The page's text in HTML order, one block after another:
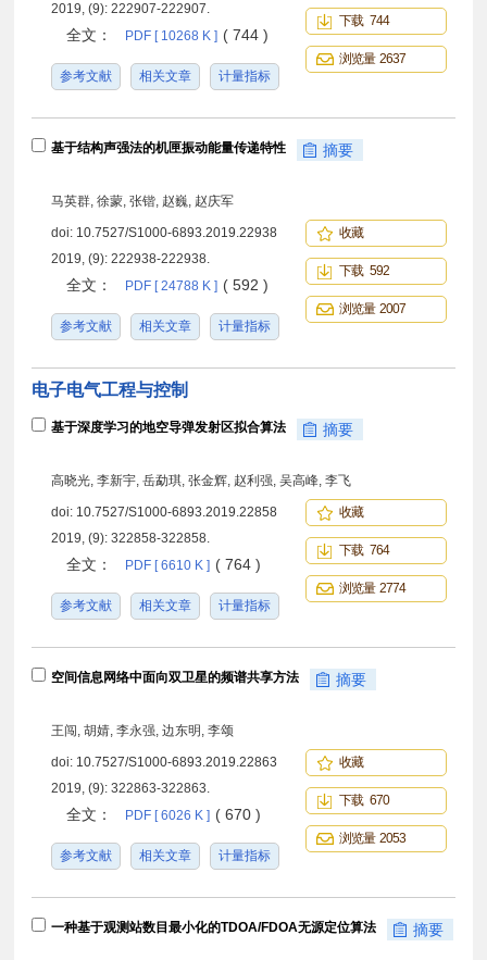
2019, (9): 222907-222907.
全文： PDF [ 10268 K ] ( 744 )
参考文献 相关文章 计量指标
下载 744
浏览量 2637
基于结构声强法的机匣振动能量传递特性 摘要
马英群, 徐蒙, 张锴, 赵巍, 赵庆军
doi: 10.7527/S1000-6893.2019.22938
2019, (9): 222938-222938.
全文： PDF [ 24788 K ] ( 592 )
参考文献 相关文章 计量指标
收藏
下载 592
浏览量 2007
电子电气工程与控制
基于深度学习的地空导弹发射区拟合算法 摘要
高晓光, 李新宇, 岳勐琪, 张金辉, 赵利强, 吴高峰, 李飞
doi: 10.7527/S1000-6893.2019.22858
2019, (9): 322858-322858.
全文： PDF [ 6610 K ] ( 764 )
参考文献 相关文章 计量指标
收藏
下载 764
浏览量 2774
空间信息网络中面向双卫星的频谱共享方法 摘要
王闯, 胡婧, 李永强, 边东明, 李颂
doi: 10.7527/S1000-6893.2019.22863
2019, (9): 322863-322863.
全文： PDF [ 6026 K ] ( 670 )
参考文献 相关文章 计量指标
收藏
下载 670
浏览量 2053
一种基于观测站数目最小化的TDOA/FDOA无源定位算法 摘要